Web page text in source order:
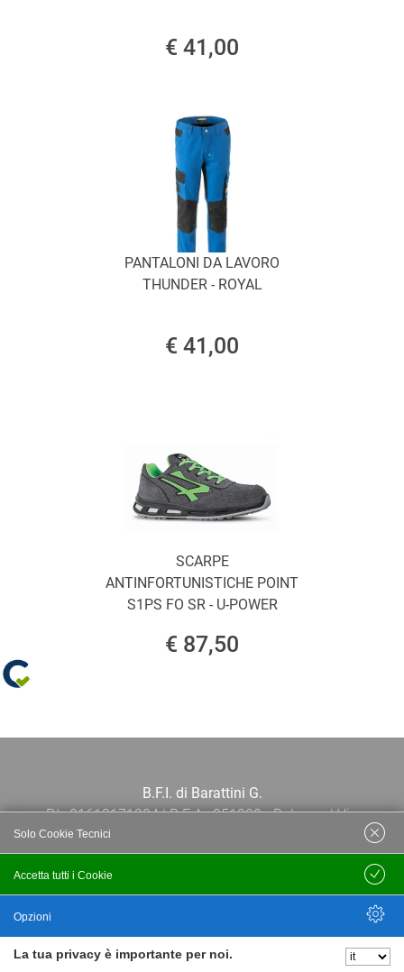
€ 41,00
PANTALONI DA LAVORO
THUNDER - ROYAL
€ 41,00
SCARPE
ANTINFORTUNISTICHE POINT
S1PS FO SR - U-POWER
€ 87,50
B.F.I. di Barattini G.
P.I.: 01613171204 | R.E.A.: 351290 - Bologna | Via
Po 13E, 40139, Bologna | Telefono: 051
444638 | Email: bfi@bfi.bo.it
Privacy policy
La tua privacy è importante per noi.
Accetta tutti i Cookie
Solo Cookie Tecnici
Salva
Opzioni
Nascondi Opzioni